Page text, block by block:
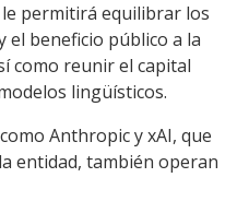
permitirá equilibrar los
el beneficio público a la
como reunir el capital
lingüísticos.
Anthropic y xAI, que
entidad, también operan